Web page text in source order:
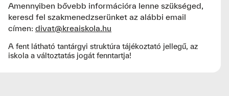
Kortárs divat & trendek
Kortárs képzőművészet
XX.sz. Divattörténet
Művészet és médiakultúra
Amennyiben bővebb információra lenne szükséged,
keresd fel szakmenedzserünket az alábbi email
címen: divat@kreaiskola.hu
A fent látható tantárgyi struktúra tájékoztató jellegű, az
iskola a változtatás jogát fenntartja!